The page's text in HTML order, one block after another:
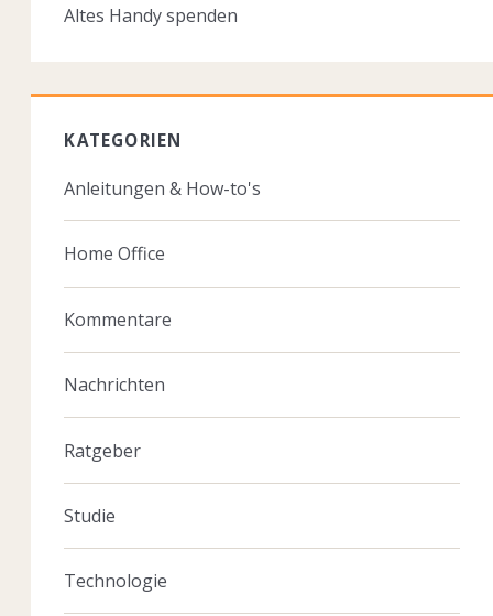
Altes Handy spenden
KATEGORIEN
Anleitungen & How-to's
Home Office
Kommentare
Nachrichten
Ratgeber
Studie
Technologie